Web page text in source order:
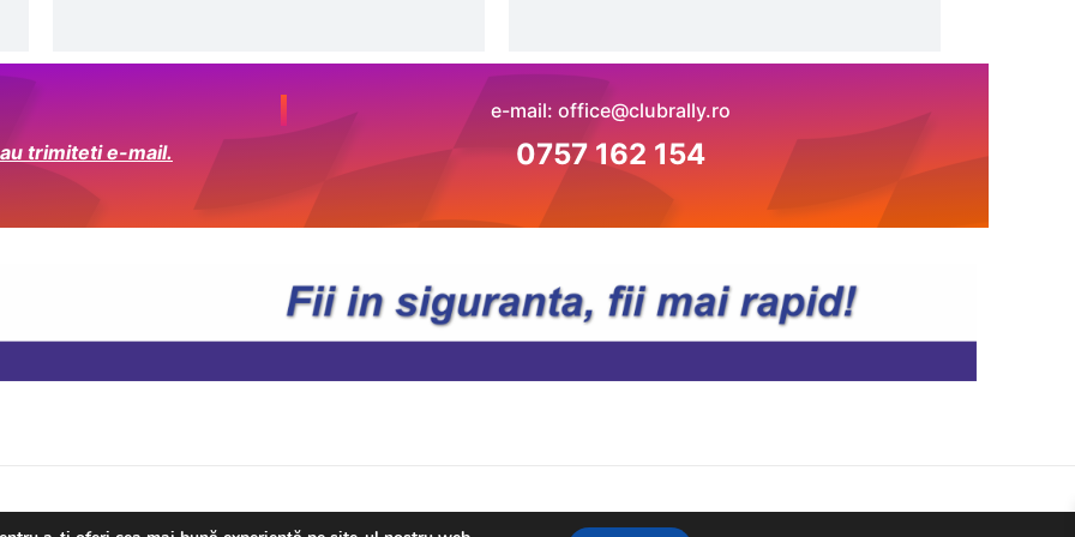
trimiteti e-mail.
e-mail: office@clubrally.ro
0757 162 154
© 2026 Rally Shop | Powered by Astra WordPress Theme